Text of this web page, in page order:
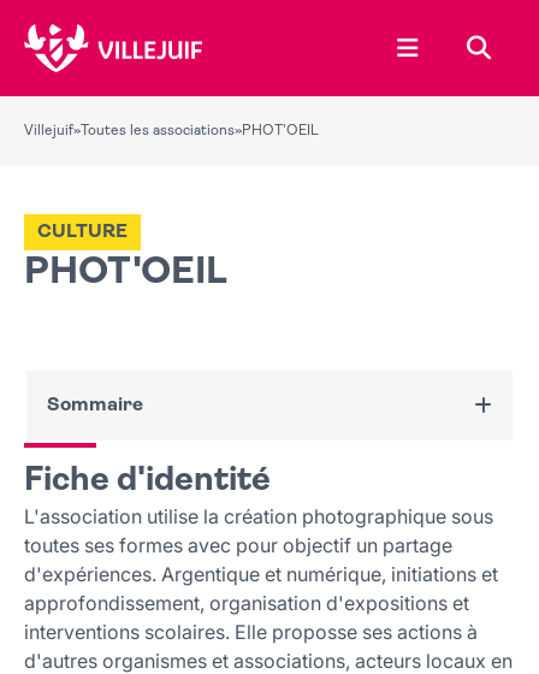
Ouvrir le
Villejuif» Toutes les associations»PHOT'OEIL
PHOT'OEIL
CULTURE
Sommaire
Fiche d'identité
Nous contacter
Fiche d'identité
L'association utilise la création photographique sous
toutes ses formes avec pour objectif un partage
d'expériences. Argentique et numérique, initiations et
approfondissement, organisation d'expositions et
interventions scolaires. Elle proposse ses actions à
d'autres organismes et associations, acteurs locaux en